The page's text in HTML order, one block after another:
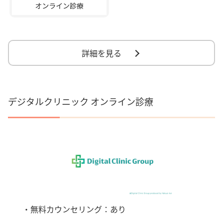
詳細を見る
デジタルクリニック オンライン診療
・無料カウンセリング：あり